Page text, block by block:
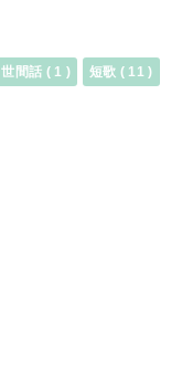
世間話 ( 1 ) 短歌 ( 11 )